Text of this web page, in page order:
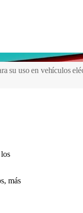
su uso en vehículos
más